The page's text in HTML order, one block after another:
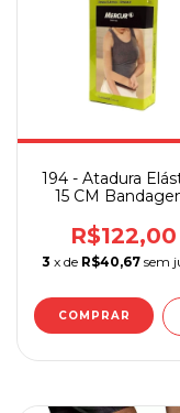
194 - Atadura
15 CM
R$122,00
3 x de R$40,67 sem